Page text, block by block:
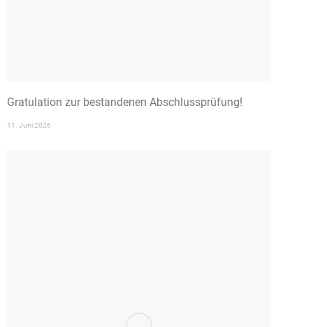
Gratulation zur bestandenen Abschlussprüfung!
11. Juni 2026